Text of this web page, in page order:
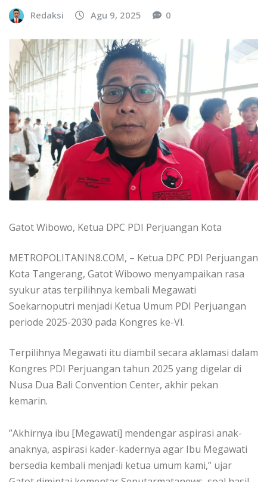
Redaksi Agu 9, 2025 0
Gatot Wibowo, Ketua DPC PDI Perjuangan Kota
METROPOLITANIN8.COM, – Ketua DPC PDI Perjuangan
Kota Tangerang, Gatot Wibowo menyampaikan rasa
syukur atas terpilihnya kembali Megawati
Soekarnoputri menjadi Ketua Umum PDI Perjuangan
periode 2025-2030 pada Kongres ke-VI.
‎Terpilihnya Megawati itu diambil secara aklamasi dalam
Kongres PDI Perjuangan tahun 2025 yang digelar di
Nusa Dua Bali Convention Center, akhir pekan
kemarin.
‎”Akhirnya ibu [Megawati] mendengar aspirasi anak-
anaknya, aspirasi kader-kadernya agar Ibu Megawati
bersedia kembali menjadi ketua umum kami,” ujar